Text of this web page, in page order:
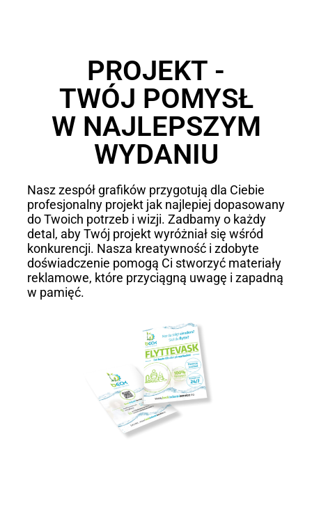
PROJEKT -
TWÓJ POMYSŁ
W NAJLEPSZYM
WYDANIU
Nasz zespół grafików przygotują dla Ciebie
profesjonalny projekt jak najlepiej dopasowany
do Twoich potrzeb i wizji. Zadbamy o każdy
detal, aby Twój projekt wyróżniał się wśród
konkurencji. Nasza kreatywność i zdobyte
doświadczenie pomogą Ci stworzyć materiały
reklamowe, które przyciągną uwagę i zapadną
w pamięć.